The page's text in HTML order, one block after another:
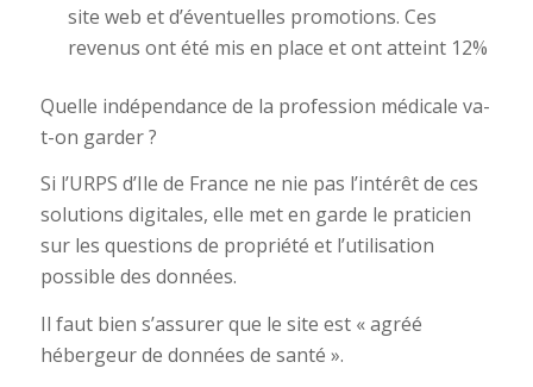
site web et d’éventuelles promotions. Ces
revenus ont été mis en place et ont atteint 12%
Quelle indépendance de la profession médicale va-
t-on garder ?
Si l’URPS d’Ile de France ne nie pas l’intérêt de ces
solutions digitales, elle met en garde le praticien
sur les questions de propriété et l’utilisation
possible des données.
Il faut bien s’assurer que le site est « agréé
hébergeur de données de santé ».